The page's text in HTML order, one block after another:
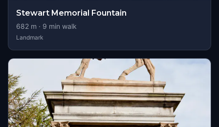
Stewart Memorial Fountain
682 m · 9 min walk
Landmark